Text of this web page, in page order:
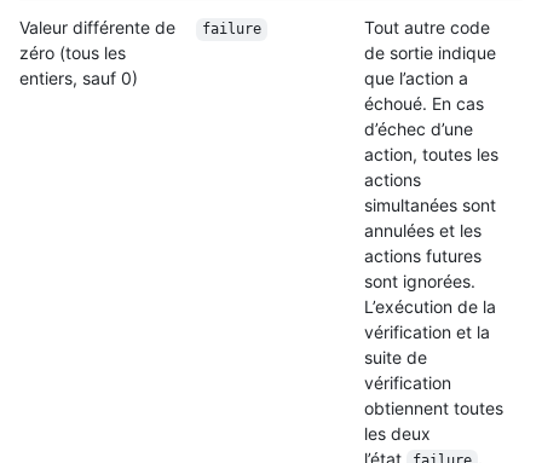
Valeur différente de
zéro (tous les
entiers, sauf 0)
failure
Tout autre code
de sortie indique
que l’action a
échoué. En cas
d’échec d’une
action, toutes les
actions
simultanées sont
annulées et les
actions futures
sont ignorées.
L’exécution de la
vérification et la
suite de
vérification
obtiennent toutes
les deux